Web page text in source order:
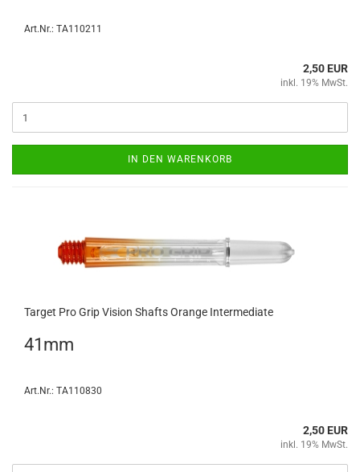
Art.Nr.: TA110211
2,50 EUR
inkl. 19% MwSt.
IN DEN WARENKORB
Tar­get Pro Grip Vi­si­on Shafts Oran­ge In­ter­me­di­a­te
41mm
Art.Nr.: TA110830
2,50 EUR
inkl. 19% MwSt.